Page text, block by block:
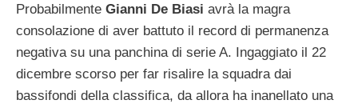
Probabilmente Gianni De Biasi avrà la magra
consolazione di aver battuto il record di permanenza
negativa su una panchina di serie A. Ingaggiato il 22
dicembre scorso per far risalire la squadra dai
bassifondi della classifica, da allora ha inanellato una